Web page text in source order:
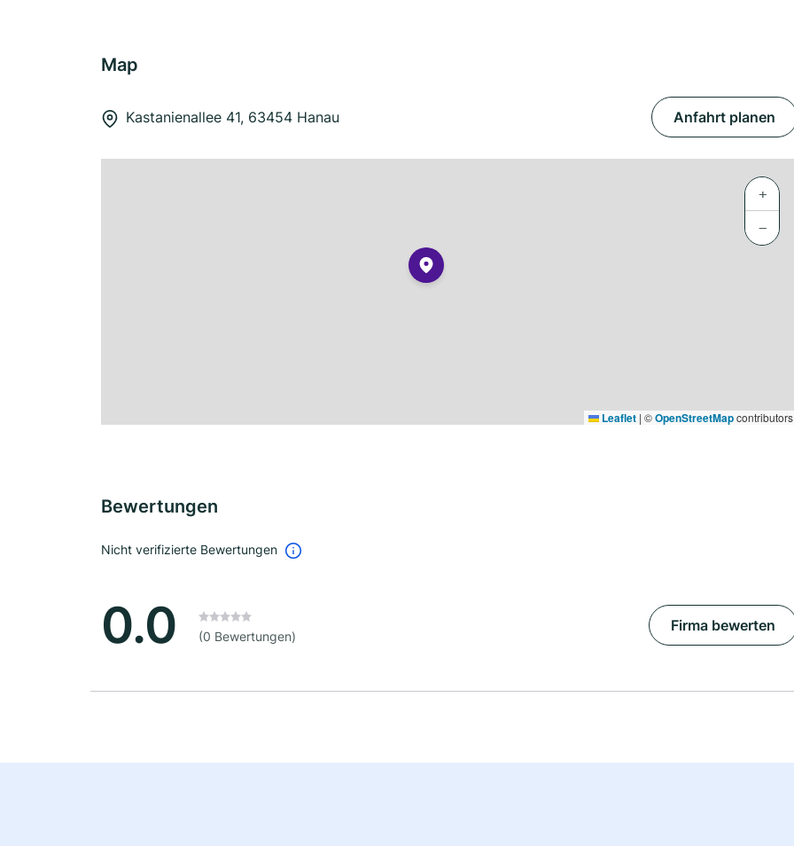
Map
Kastanienallee 41, 63454 Hanau Anfahrt planen
+
−
Leaflet | ©OpenStreetMapcontributors
Bewertungen
Nicht verifizierte Bewertungen
0.0 (0 Bewertungen)
Firma bewerten